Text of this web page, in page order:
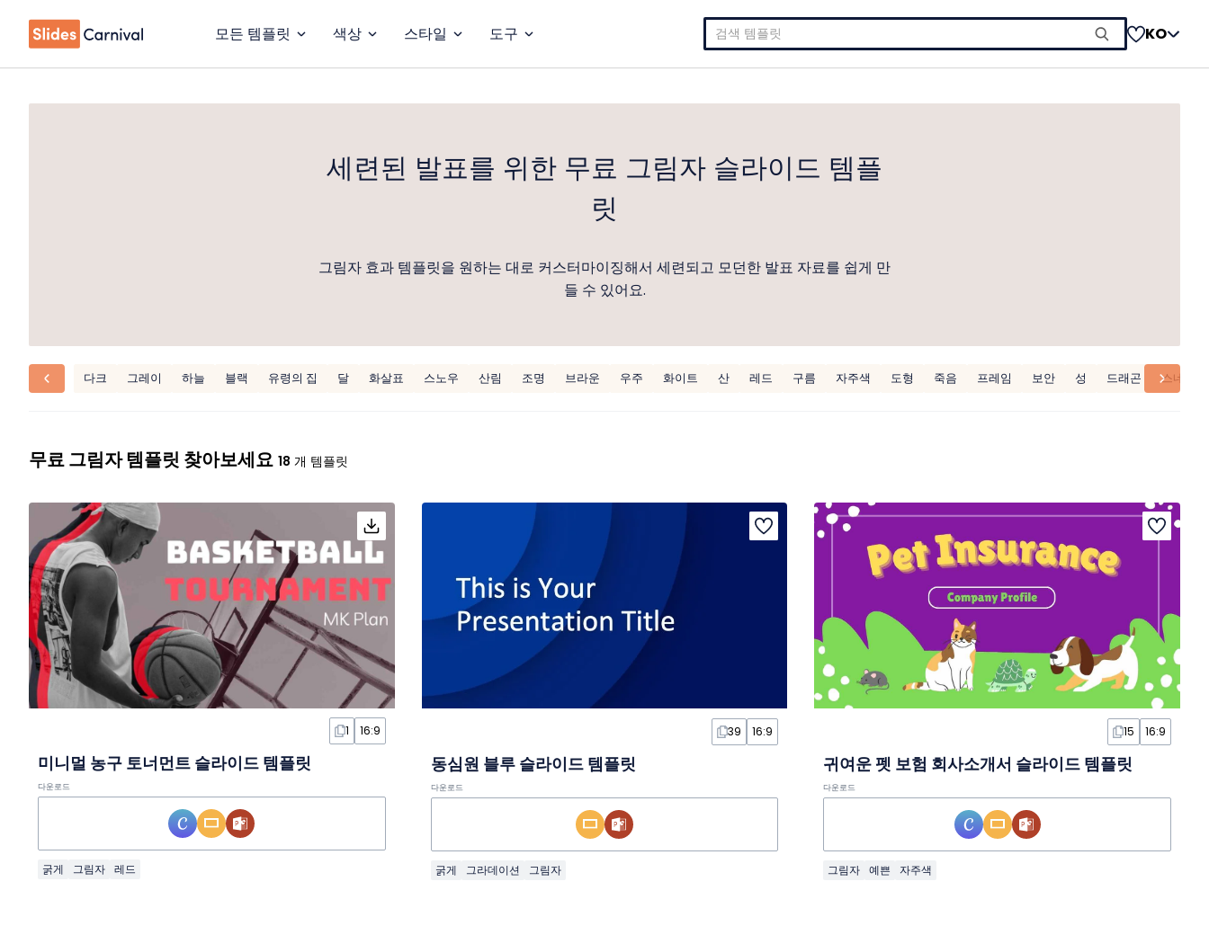
모든 템플릿 색상 스타일 도구
색:
KO
세련된 발표를 위한 무료 그림자 슬라이드 템플
릿
그림자 효과 템플릿을 원하는 대로 커스터마이징해서 세련되고 모던한 발표 자료를 쉽게 만
들 수 있어요.
다크 그레이 하늘 블랙 유령의 집 달 화살표 스노우 산림 조명 브라운 우주 화이트 산 레드 구름 자주색 도형 죽음 프레임 보안 성 드래곤 스네이크
무료 그림자 템플릿 찾아보세요 18 개 템플릿
1 16:9
미니멀 농구 토너먼트 슬라이드 템플릿
다운로드
굵게 그림자 레드
39 16:9
동심원 블루 슬라이드 템플릿
다운로드
굵게 그라데이션 그림자
15 16:9
귀여운 펫 보험 회사소개서 슬라이드 템플릿
다운로드
그림자 예쁜 자주색